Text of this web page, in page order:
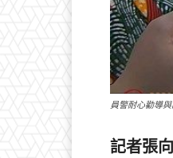
員警耐心勸導
記者張